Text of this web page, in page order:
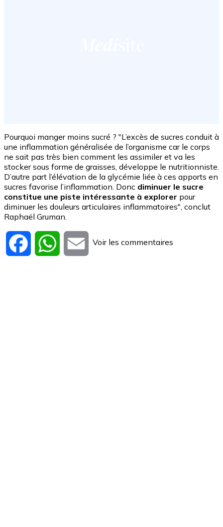
Pourquoi manger moins sucré ? "L’excès de sucres conduit à
une inflammation généralisée de l’organisme car le corps
ne sait pas très bien comment les assimiler et va les
stocker sous forme de graisses, développe le nutritionniste.
D’autre part l’élévation de la glycémie liée à ces apports en
sucres favorise l’inflammation. Donc diminuer le sucre
constitue une piste intéressante à explorer pour
diminuer les douleurs articulaires inflammatoires", conclut
Raphaël Gruman.
Facebook WhatsApp
Email
Voir les commentaires